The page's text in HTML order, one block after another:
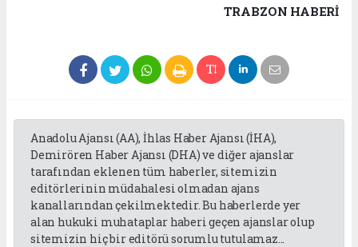
TRABZON HABERİ
Anadolu Ajansı (AA), İhlas Haber Ajansı (İHA),
Demirören Haber Ajansı (DHA) ve diğer ajanslar
tarafından eklenen tüm haberler, sitemizin
editörlerinin müdahalesi olmadan ajans
kanallarından çekilmektedir. Bu haberlerde yer
alan hukuki muhataplar haberi geçen ajanslar olup
sitemizin hiç bir editörü sorumlu tutulamaz...